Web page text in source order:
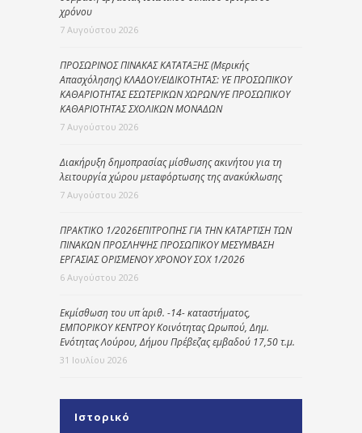
χρόνου
7 Αυγούστου 2026
ΠΡΟΣΩΡΙΝΟΣ ΠΙΝΑΚΑΣ ΚΑΤΑΤΑΞΗΣ (Μερικής
Απασχόλησης) ΚΛΑΔΟΥ/ΕΙΔΙΚΟΤΗΤΑΣ: ΥΕ ΠΡΟΣΩΠΙΚΟΥ
ΚΑΘΑΡΙΟΤΗΤΑΣ ΕΣΩΤΕΡΙΚΩΝ ΧΩΡΩΝ/ΥΕ ΠΡΟΣΩΠΙΚΟΥ
ΚΑΘΑΡΙΟΤΗΤΑΣ ΣΧΟΛΙΚΩΝ ΜΟΝΑΔΩΝ
7 Αυγούστου 2026
Διακήρυξη δημοπρασίας μίσθωσης ακινήτου για τη
λειτουργία χώρου μεταφόρτωσης της ανακύκλωσης
7 Αυγούστου 2026
ΠΡΑΚΤΙΚΟ 1/2026ΕΠΙΤΡΟΠΗΣ ΓΙΑ ΤΗΝ ΚΑΤΑΡΤΙΣΗ ΤΩΝ
ΠΙΝΑΚΩΝ ΠΡΟΣΛΗΨΗΣ ΠΡΟΣΩΠΙΚΟΥ ΜΕΣΥΜΒΑΣΗ
ΕΡΓΑΣΙΑΣ ΟΡΙΣΜΕΝΟΥ ΧΡΟΝΟΥ ΣΟΧ 1/2026
6 Αυγούστου 2026
Εκμίσθωση του υπ΄ αριθ. -14- καταστήματος,
ΕΜΠΟΡΙΚΟΥ ΚΕΝΤΡΟΥ Κοινότητας Ωρωπού, Δημ.
Ενότητας Λούρου, Δήμου Πρέβεζας εμβαδού 17,50 τ.μ.
31 Ιουλίου 2026
Ιστορικό